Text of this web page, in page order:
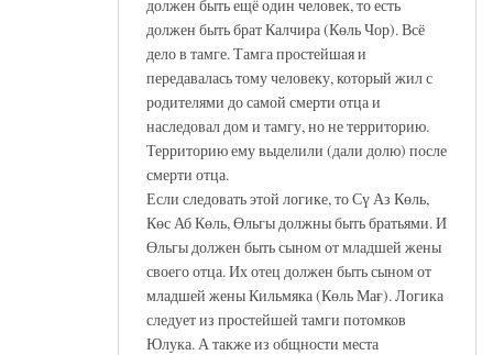
должен быть ещё один человек, то есть
должен быть брат Калчира (Көль Чор). Всё
дело в тамге. Тамга простейшая и
передавалась тому человеку, который жил с
родителями до самой смерти отца и
наследовал дом и тамгу, но не территорию.
Территорию ему выделили (дали долю) после
смерти отца.
Если следовать этой логике, то Сү Аз Көль,
Көс Аб Көль, Өльгы должны быть братьями. И
Өльгы должен быть сыном от младшей жены
своего отца. Их отец должен быть сыном от
младшей жены Кильмяка (Көль Мағ). Логика
следует из простейшей тамги потомков
Юлука. А также из общности места